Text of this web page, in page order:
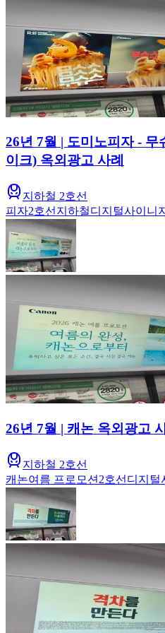
26년 7월 | 도미노피자 - 무
이크) 옥외광고 사례
지하철 2호선
피자2호선 지하철디지털사이니지
26년 7월 | 캐논 옥외광고
지하철 2호선
캐논여름 프로모션 2호선 디지털